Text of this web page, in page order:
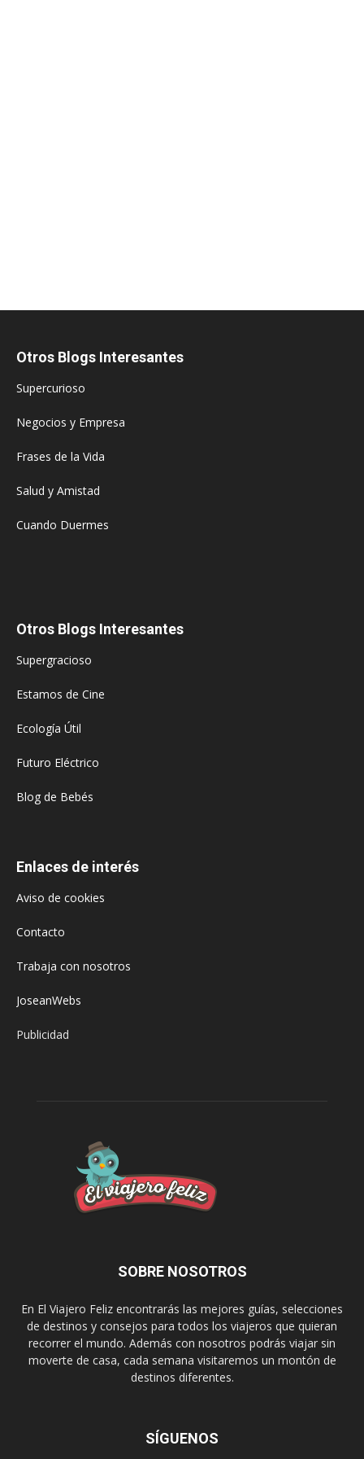
Otros Blogs Interesantes
Supercurioso
Negocios y Empresa
Frases de la Vida
Salud y Amistad
Cuando Duermes
Otros Blogs Interesantes
Supergracioso
Estamos de Cine
Ecología Útil
Futuro Eléctrico
Blog de Bebés
Enlaces de interés
Aviso de cookies
Contacto
Trabaja con nosotros
JoseanWebs
Publicidad
SOBRE NOSOTROS
En El Viajero Feliz encontrarás las mejores guías, selecciones
de destinos y consejos para todos los viajeros que quieran
recorrer el mundo. Además con nosotros podrás viajar sin
moverte de casa, cada semana visitaremos un montón de
destinos diferentes.
SÍGUENOS